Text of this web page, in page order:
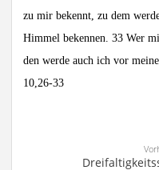
zu mir bekennt, zu dem
Himmel bekennen. 33 Wer
den werde auch ich vor
10,26-33